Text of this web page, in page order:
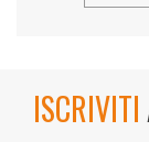
ISCRIVITI